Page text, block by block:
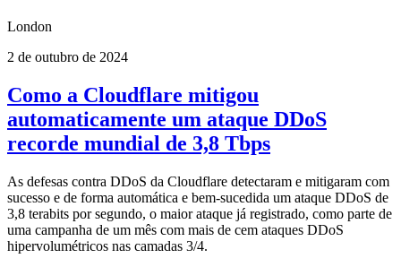
London
2 de outubro de 2024
Como a Cloudflare mitigou
automaticamente um ataque DDoS
recorde mundial de 3,8 Tbps
As defesas contra DDoS da Cloudflare detectaram e mitigaram com
sucesso e de forma automática e bem-sucedida um ataque DDoS de
3,8 terabits por segundo, o maior ataque já registrado, como parte de
uma campanha de um mês com mais de cem ataques DDoS
hipervolumétricos nas camadas 3/4.